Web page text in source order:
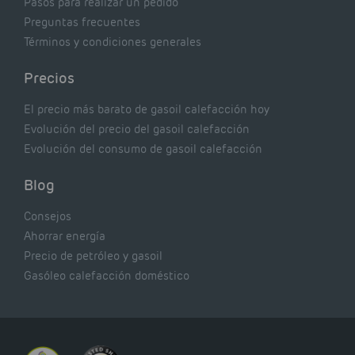
Preguntas frecuentes
Términos y condiciones generales
Precios
El precio más barato de gasoil calefacción hoy
Evolución del precio del gasoil calefacción
Evolución del consumo de gasoil calefacción
Blog
Consejos
Ahorrar energía
Precio de petróleo y gasoil
Gasóleo calefacción doméstico